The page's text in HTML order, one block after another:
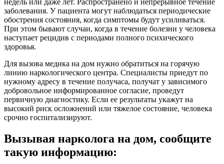
недель или даже лет. Распространено и непрерывное течение
заболевания. У пациента могут наблюдаться периодические
обострения состояния, когда симптомы будут усиливаться.
При этом бывают случаи, когда в течение болезни у человека
наступает рецидив с периодами полного психического
здоровья.
Для вызова медика на дом нужно обратиться на горячую
линию наркологического центра. Специалисты приедут по
нужному адресу в течение получаса, получат у зависимого
добровольное информированное согласие, проведут
первичную диагностику. Если ее результаты укажут на
высокий риск осложнений или тяжелое состояние, человека
срочно госпитализируют.
Вызывая нарколога на дом, сообщите
такую информацию: